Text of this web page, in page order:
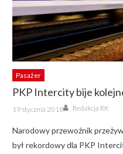
Pasażer
PKP Intercity bije
Posted
on
19 stycznia 2018 Author
Redakcja RK
Narodowy przewoźnik
był rekordowy dla PKP